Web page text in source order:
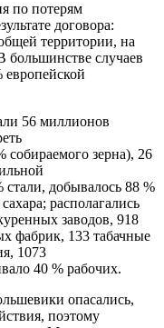
по потерям
договора:
территории, на
большинстве случаев
европейской
56 миллионов
собираемого зерна), 26
добывалось 88 %
располагались
заводов, 918
фабрик, 133 табачные
1073
40 % рабочих.
опасались,
поэтому